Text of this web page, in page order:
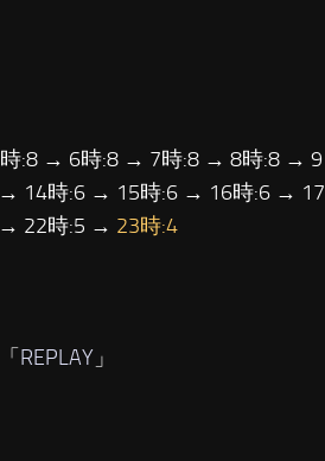
:8 → 6時:8 → 7時:8 → 8時:8 → 9
14時:6 → 15時:6 → 16時:6 → 17
22時:5 → 23時:4
REPLAY 」